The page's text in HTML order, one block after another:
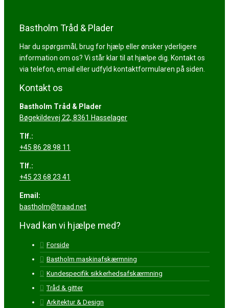
Bastholm Tråd & Plader
Har du spørgsmål, brug for hjælp eller ønsker yderligere
information om os? Vi står klar til at hjælpe dig. Kontakt os
via telefon, email eller udfyld kontaktformularen på siden.
Kontakt os
Bastholm Tråd & Plader
​Bøgekildevej 22, 8361 Hasselager
Tlf.:
+45 86 28 98 11
Tlf.:
+45 23 68 23 41
Email:
bastholm@traad.net
Hvad kan vi hjælpe med?
Forside
Bastholm maskinafskærmning
Kundespecifik sikkerhedsafskærmning
Tråd & gitter
Arkitektur & Design